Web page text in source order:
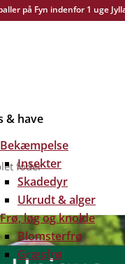
på Fyn indenfor 1 uge
& have
Bekæmpelse
Insekter
Skadedyr
Ukrudt & alger
Frø, løg og knolde
Blomsterfrø
Græsfrø
foder